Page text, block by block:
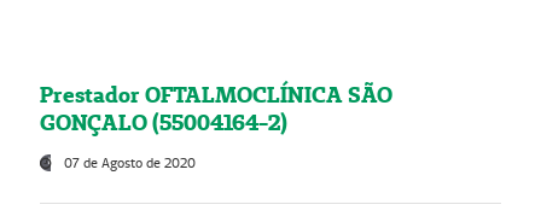
Prestador OFTALMOCLÍNICA SÃO
GONÇALO (55004164-2)
07 de Agosto de 2020